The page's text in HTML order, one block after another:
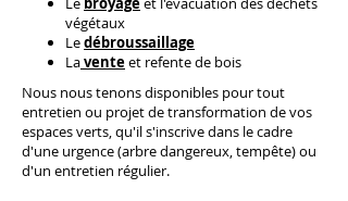
végétaux
Ledébroussaillage
Laventeet refente de bois
Nous nous tenons disponibles pour tout
entretien ou projet de transformation de vos
espaces verts, qu'il s'inscrive dans le cadre
d'une urgence (arbre dangereux, tempête) ou
d'un entretien régulier.